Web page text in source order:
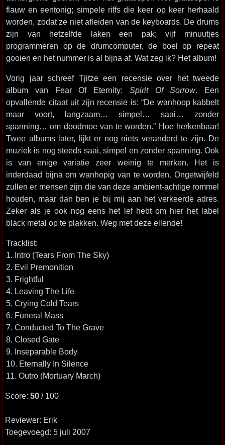
flauw en eentonig; simpele riffs die keer op keer herhaald
worden, zodat ze niet afleiden van de keyboards. De drums
zijn van hetzelfde laken een pak; vijf minuutjes
programmeren op de drumcomputer, de boel op repeat
gooien en het nummer is al bijna af. Wat zeg ik? Het album!
Vorig jaar schreef Tjitze een recensie over het tweede
album van Fear Of Eternity: Spirit Of Sorrow. Een
opvallende citaat uit zijn recensie is: “De wanhoop kabbelt
maar voort, langzaam… simpel… saai… zonder
spanning… om doodmoe van te worden.” Hoe herkenbaar!
Twee albums later, lijkt er nog niets veranderd te zijn. De
muziek is nog steeds saai, simpel en zonder spanning. Ook
is van enige variatie zeer weinig te merken. Het is
inderdaad bijna om wanhopig van te worden. Ongetwijfeld
zullen er mensen zijn die van deze ambient-achtige rommel
houden, maar dan ben je bij mij aan het verkeerde adres.
Zeker als je ook nog eens het lef hebt om hier het label
black metal op te plakken. Weg met deze ellende!
Tracklist:
1. Intro (Tears From The Sky)
2. Evil Premonition
3. Frightful
4. Leaving The Life
5. Crying Cold Tears
6. Funeral Mass
7. Conducted To The Grave
8. Closed Gate
9. Inseparable Body
10. Eternally In Silence
11. Outro (Mortuary March)
Score: 50 / 100
Reviewer: Erik
Toegevoegd: 5 juli 2007